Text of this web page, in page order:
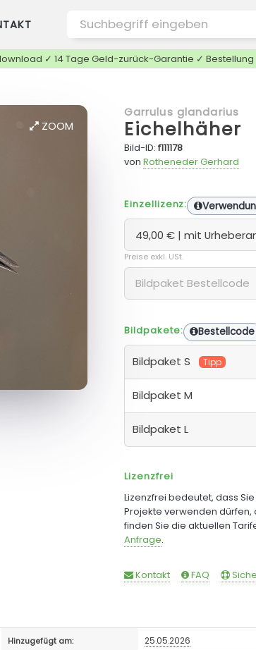
✓ 14 Tage Geld-zurück-Garantie ✓ Bestellung
ZOOM
Garrulus glandarius
Eichelhäher
Bild-ID:f111178
von Rotheneder Gerhard
Einzellizenz:
Preise exkl. USt.
Bildpakete: Bestellcode
Bildpaket S Tipp
Bildpaket M
Bildpaket L
Lizenzfrei
Lizenzfrei bedeutet, dass
Projekte verwenden dürfen,
finden Sie die aktuellen
Anfrage.
Kontakt FAQ
Hinzugefügt am: 25.05.2026